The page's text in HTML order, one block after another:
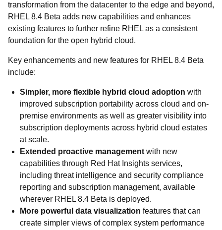
transformation from the datacenter to the edge and beyond,
RHEL 8.4 Beta adds new capabilities and enhances
existing features to further refine RHEL as a consistent
foundation for the open hybrid cloud.
Key enhancements and new features for RHEL 8.4 Beta
include:
Simpler, more flexible hybrid cloud adoption with
improved subscription portability across cloud and on-
premise environments as well as greater visibility into
subscription deployments across hybrid cloud estates
at scale.
Extended proactive management with new
capabilities through Red Hat Insights services,
including threat intelligence and security compliance
reporting and subscription management, available
wherever RHEL 8.4 Beta is deployed.
More powerful data visualization features that can
create simpler views of complex system performance